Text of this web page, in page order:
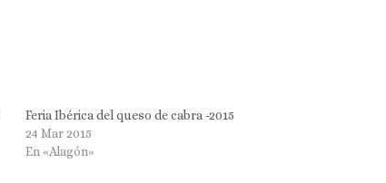
Feria Ibérica del queso de cabra -2015
24 Mar 2015
En «Alagón»